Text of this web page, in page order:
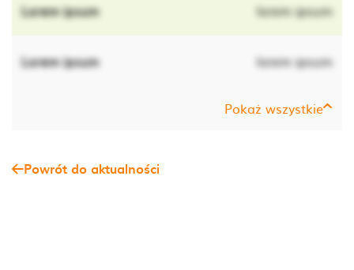
Lorem ipsum lorem ipsum
Lorem ipsum lorem ipsum
Pokaż wszystkie
Powrót do aktualności